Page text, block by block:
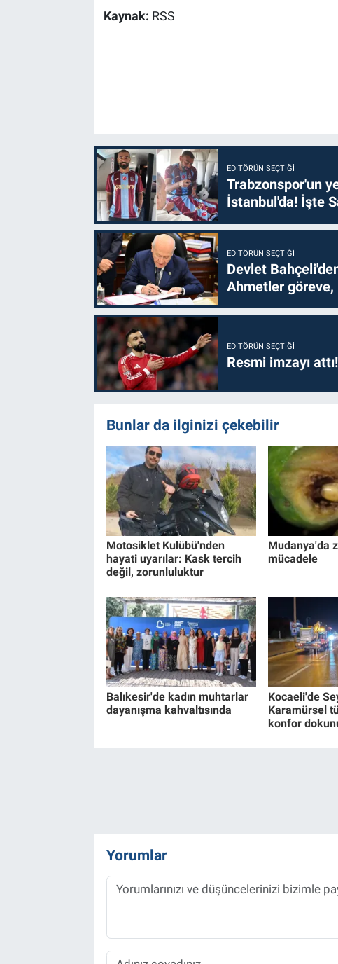
Kaynak: RSS
EDITÖRÜN SEÇTIĞI
Trabzonspor'un
İstanbul'da! İşte
EDITÖRÜN SEÇTIĞI
Devlet
Ahmetler
EDITÖRÜN SEÇTIĞI
Resmi imzayı
Bunlar da ilginizi çekebilir
Motosiklet Kulübü'nden
hayati uyarılar: Kask tercih
değil, zorunluluktur
Mudanya'da
mücadele
Balıkesir'de kadın muhtarlar
dayanışma kahvaltısında
Kocaeli'de
Karamürsel
konfor
Yorumlar